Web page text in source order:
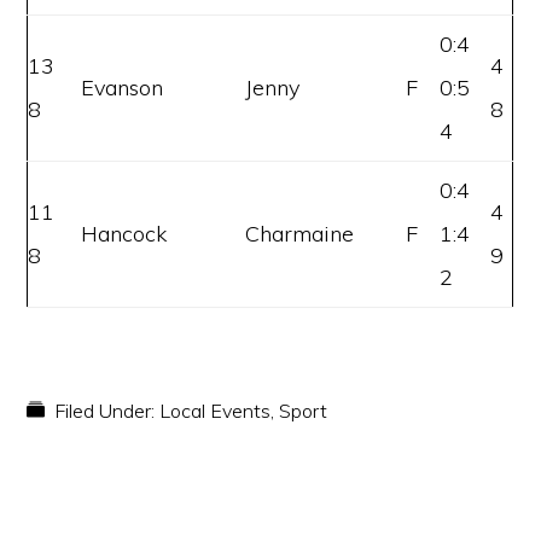
13
8
Evanson Jenny F
0:4
0:5
4
4
8
11
8
Hancock Charmaine F
0:4
1:4
2
4
9
Filed Under: Local Events,Sport